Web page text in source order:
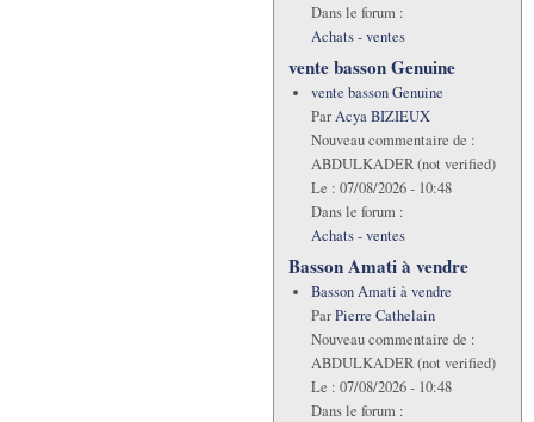
Dans le forum :
Achats - ventes
vente basson Genuine
vente basson Genuine
ParAcya BIZIEUX
Nouveau commentaire de :
ABDULKADER (not verified)
Le : 07/08/2026 - 10:48
Dans le forum :
Achats - ventes
Basson Amati à vendre
Basson Amati à vendre
ParPierre Cathelain
Nouveau commentaire de :
ABDULKADER (not verified)
Le : 07/08/2026 - 10:48
Dans le forum :